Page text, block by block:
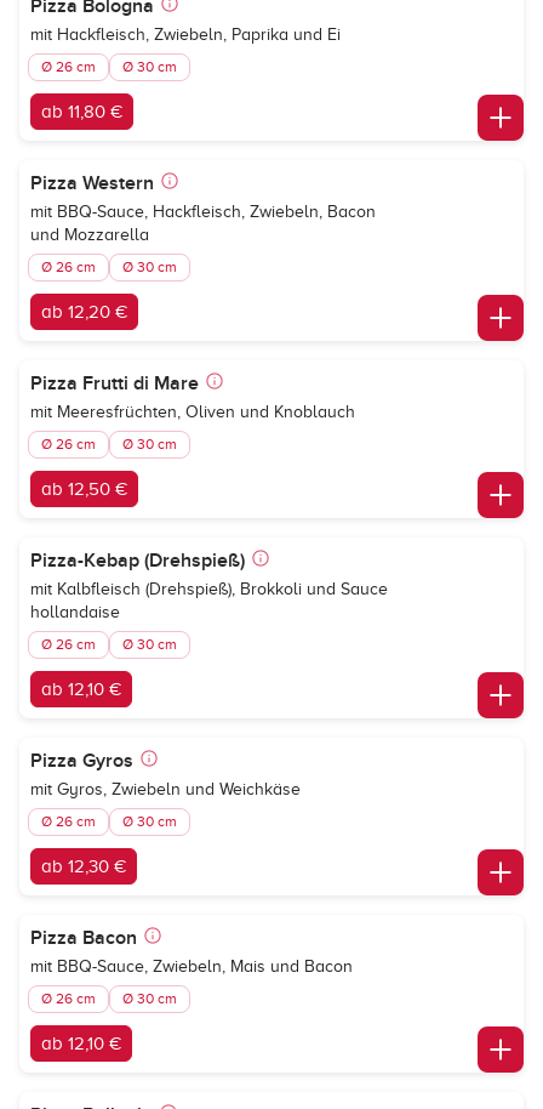
Pizza Bologna
mit Hackfleisch, Zwiebeln, Paprika und Ei
Ø 26 cm Ø 30 cm
ab 11,80 €
Pizza Western
mit BBQ-Sauce, Hackfleisch, Zwiebeln, Bacon
und Mozzarella
Ø 26 cm Ø 30 cm
ab 12,20 €
Pizza Frutti di Mare
mit Meeresfrüchten, Oliven und Knoblauch
Ø 26 cm Ø 30 cm
ab 12,50 €
Pizza-Kebap (Drehspieß)
mit Kalbfleisch (Drehspieß), Brokkoli und Sauce
hollandaise
Ø 26 cm Ø 30 cm
ab 12,10 €
Pizza Gyros
mit Gyros, Zwiebeln und Weichkäse
Ø 26 cm Ø 30 cm
ab 12,30 €
Pizza Bacon
mit BBQ-Sauce, Zwiebeln, Mais und Bacon
Ø 26 cm Ø 30 cm
ab 12,10 €